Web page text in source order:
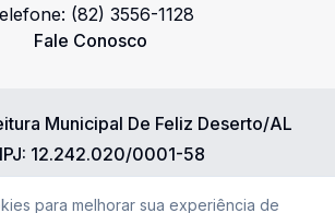
(82) 3556-1128
Fale Conosco
Municipal De Feliz Deserto/AL
12.242.020/0001-58
para melhorar sua experiência de